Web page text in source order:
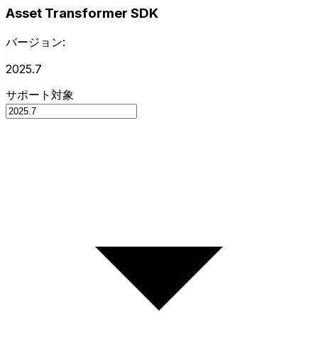
Asset Transformer SDK
バージョン:
2025.7
サポート対象